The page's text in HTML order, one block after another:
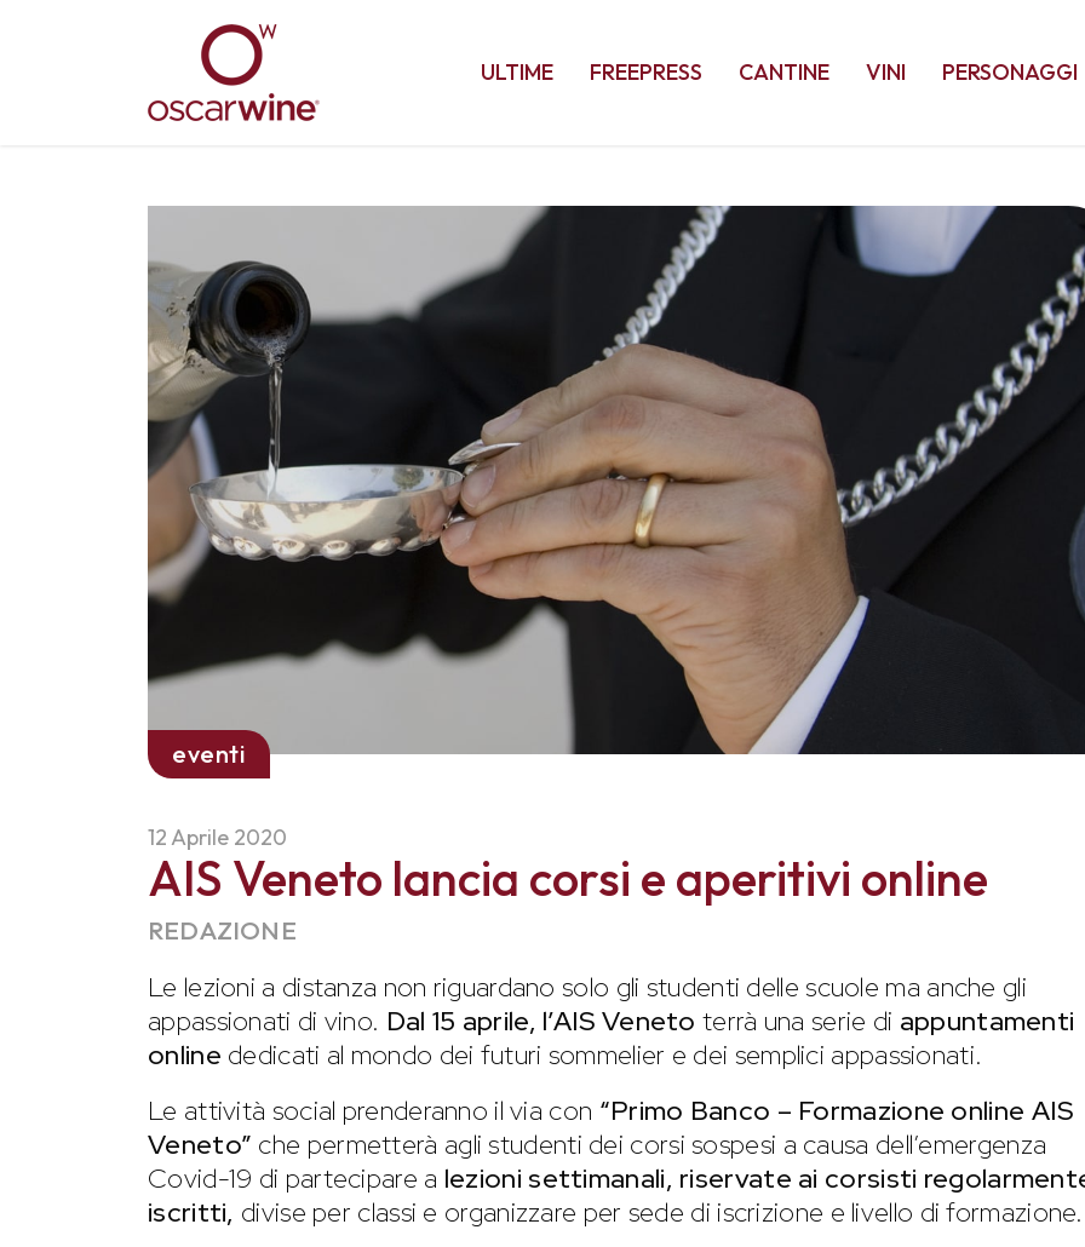
ULTIME FREEPRESS CANTINE VINI PERSONAGGI
eventi
12 Aprile 2020
AIS Veneto lancia corsi e aperitivi online
REDAZIONE
Le lezioni a distanza non riguardano solo gli studenti delle scuole ma anche gli
appassionati di vino. Dal 15 aprile, l’AIS Veneto terrà una serie di appuntamenti
online dedicati al mondo dei futuri sommelier e dei semplici appassionati.
Le attività social prenderanno il via con “Primo Banco – Formazione online AIS
Veneto” che permetterà agli studenti dei corsi sospesi a causa dell’emergenza
Covid-19 di partecipare a lezioni settimanali, riservate ai corsisti
iscritti, divise per classi e organizzare per sede di iscrizione e livello di formazione.